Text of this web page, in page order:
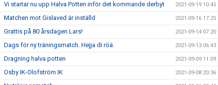
Vi startar nu upp Halva Potten inför det kommande derbyt 2021-09-19 10:45
Matchen mot Gislaved är inställd 2021-09-16 17:25
Grattis på 80 årsdagen Lars! 2021-09-14 07:20
Dags för ny träningsmatch. Hejja di röä. 2021-09-13 06:43
Dragning halva potten 2021-09-09 11:09
Osby IK-Olofström IK 2021-09-08 20:36